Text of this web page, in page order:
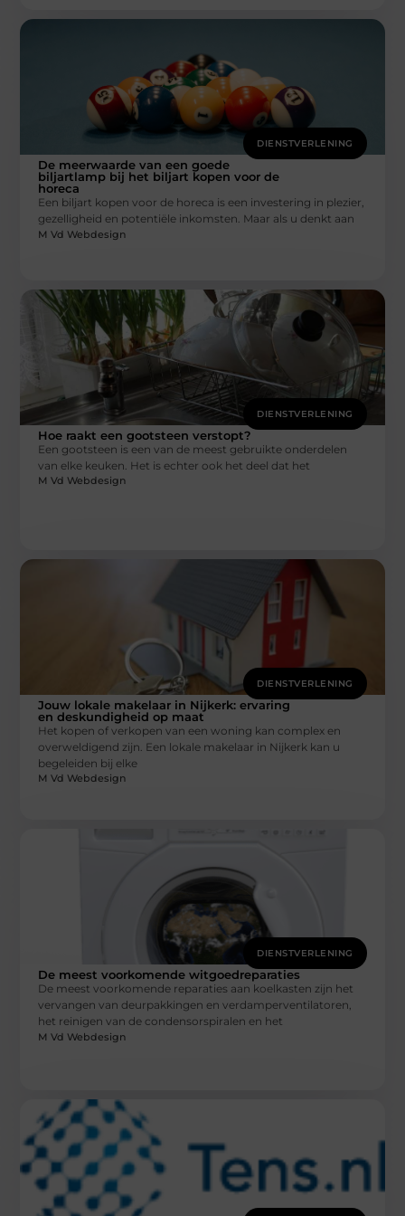
DIENSTVERLENING
De meerwaarde van een goede
biljartlamp bij het biljart kopen voor de
horeca
Een biljart kopen voor de horeca is een investering in plezier,
gezelligheid en potentiële inkomsten. Maar als u denkt aan
M Vd Webdesign
DIENSTVERLENING
Hoe raakt een gootsteen verstopt?
Een gootsteen is een van de meest gebruikte onderdelen
van elke keuken. Het is echter ook het deel dat het
M Vd Webdesign
DIENSTVERLENING
Jouw lokale makelaar in Nijkerk: ervaring
en deskundigheid op maat
Het kopen of verkopen van een woning kan complex en
overweldigend zijn. Een lokale makelaar in Nijkerk kan u
begeleiden bij elke
M Vd Webdesign
DIENSTVERLENING
De meest voorkomende witgoedreparaties
De meest voorkomende reparaties aan koelkasten zijn het
vervangen van deurpakkingen en verdamperventilatoren,
het reinigen van de condensorspiralen en het
M Vd Webdesign